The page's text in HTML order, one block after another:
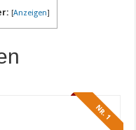
[Anzeigen]
NR. 1